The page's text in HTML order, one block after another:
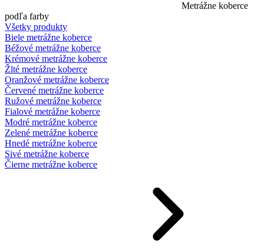
Metrážne koberce
podľa farby
Všetky produkty
Biele metrážne koberce
Béžové metrážne koberce
Krémové metrážne koberce
Žlté metrážne koberce
Oranžové metrážne koberce
Červené metrážne koberce
Ružové metrážne koberce
Fialové metrážne koberce
Modré metrážne koberce
Zelené metrážne koberce
Hnedé metrážne koberce
Sivé metrážne koberce
Čierne metrážne koberce